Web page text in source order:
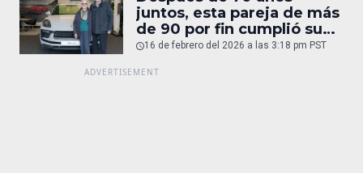
juntos, esta pareja de más
de 90 por fin cumplió su
sueño: un Porsche
16 de febrero del 2026 a las 3:18 pm PST